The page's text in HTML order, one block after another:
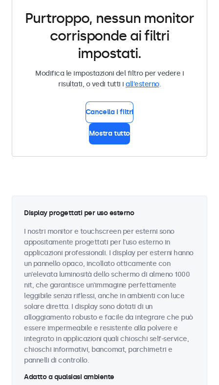
Purtroppo, nessun monitor
corrisponde ai filtri
impostati.
Modifica le impostazioni del filtro per vedere i
risultati, o vedi tutti i all'esterno.
Cancella i filtri
Mostra tutto
Display progettati per uso esterno
I nostri monitor e touchscreen per esterni sono
appositamente progettati per l'uso esterno in
applicazioni professionali. I display per esterni hanno
un pannello opaco, incollato otticamente con
un'elevata luminosità dello schermo di almeno 1000
nit, che garantisce un'immagine perfettamente
leggibile senza riflessi, anche in ambienti con luce
solare diretta. I display sono dotati di un
alloggiamento robusto e facile da integrare che può
essere impermeabile e resistente alla polvere e
integrato in applicazioni quali chioschi self-service,
chioschi informativi, bancomat, parchimetri e
pannelli di controllo.
Adatto a qualsiasi ambiente